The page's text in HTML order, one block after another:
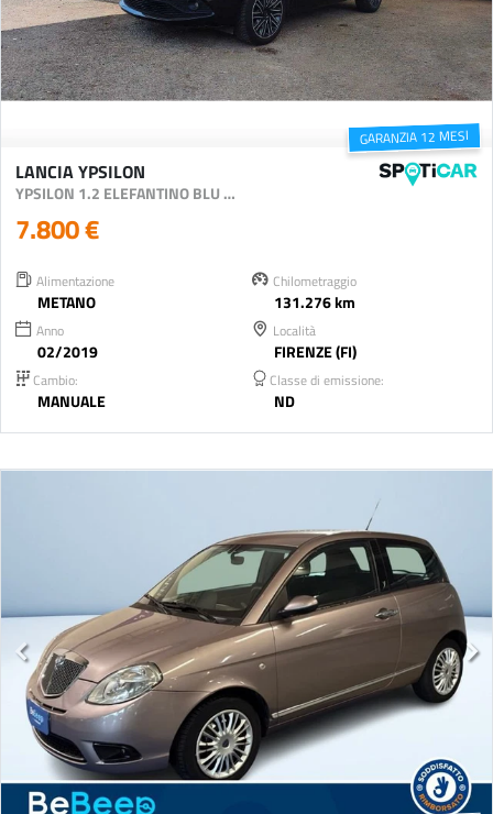
GARANZIA 12 MESI
LANCIA YPSILON
YPSILON 1.2 ELEFANTINO BLU ECOCHIC GPL 69CV MY19
7.800 €
Alimentazione
METANO
Chilometraggio
131.276 km
Anno
02/2019
Località
FIRENZE (FI)
Cambio:
MANUALE
Classe di emissione:
ND